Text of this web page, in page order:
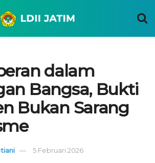
dalam
Bangsa, Bukti
Bukan Sarang
5 Februari 2026